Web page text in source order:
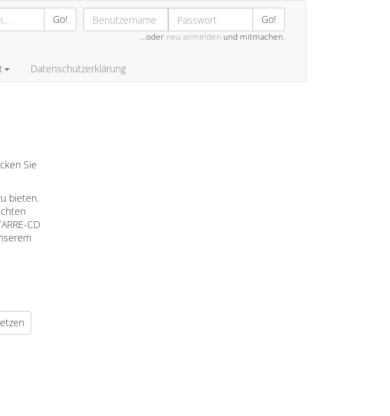
Go! Go!
…oder neu anmelden und mitmachen.
Datenschutzerklärung
Sie
bieten.
CD